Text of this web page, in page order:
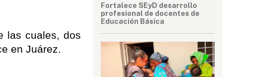
las cuales, dos
en Juárez.
Fortalece SEyD desarrollo
profesional de docentes de
Educación Básica